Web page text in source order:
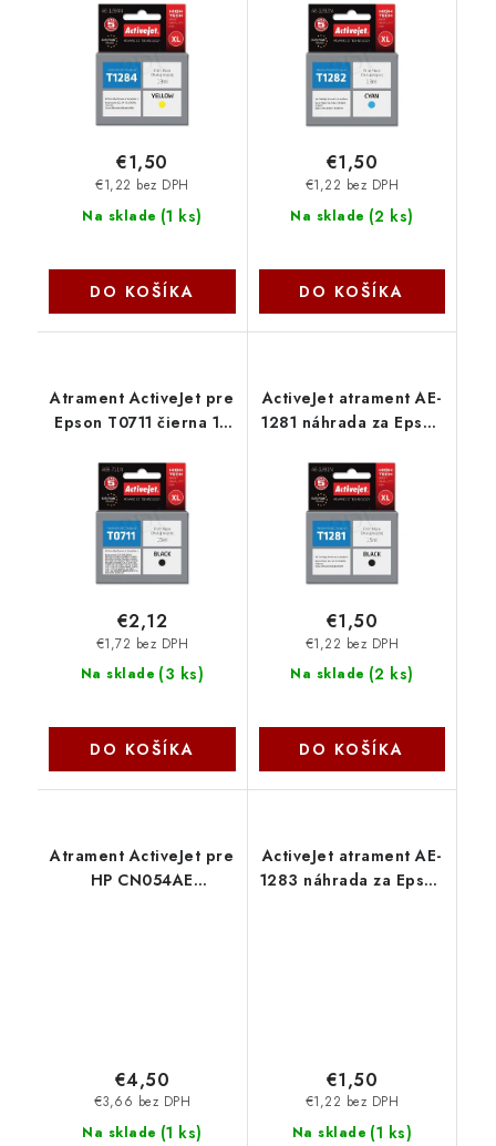
1284 - AE-1284N
Na sklade (1 ks)
€1,22 bez DPH
€1,50
DO KOŠÍKA
1282 - AE-1282N
Na sklade (2 ks)
€1,22 bez DPH
€1,50
DO KOŠÍKA
Atrament ActiveJet pre
Epson T0711 čierna 10
Na sklade (3 ks)
€1,72 bez DPH
€2,12
DO KOŠÍKA
ActiveJet atrament AE-
1281 náhrada za Epson
1281 - AE-1281N
Na sklade (2 ks)
€1,22 bez DPH
€1,50
DO KOŠÍKA
Atrament ActiveJet pre
HP CN054AE
Na sklade (1 ks)
€3,66 bez DPH
€4,50
ActiveJet atrament AE-
1283 náhrada za Epson
Na sklade (1 ks)
€1,22 bez DPH
€1,50